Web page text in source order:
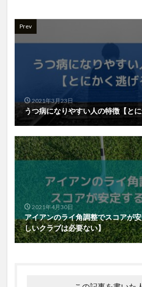
Prev
2021年3月23日
うつ病になりやすい人の特徴【とに
2021年4月30日
アイアンのライ角調整でスコアが
しいクラブは必要ない】